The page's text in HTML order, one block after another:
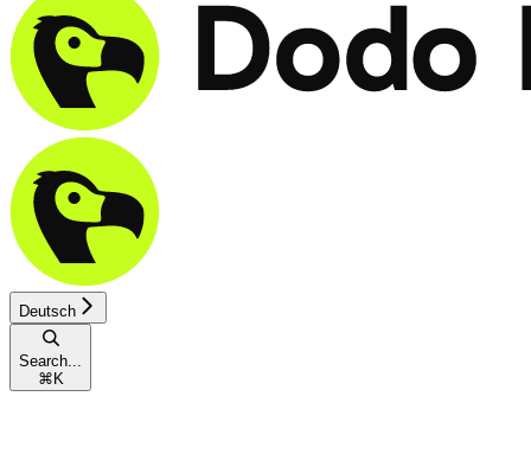
Deutsch
Search...
⌘ K